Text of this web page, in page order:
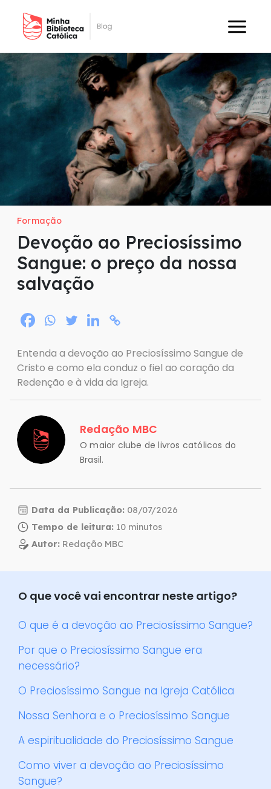
Formação
Devoção ao Preciosíssimo
Sangue: o preço da nossa
salvação
Entenda a devoção ao Preciosíssimo Sangue de
Cristo e como ela conduz o fiel ao coração da
Redenção e à vida da Igreja.
Redação MBC
O maior clube de livros católicos do
Brasil.
Data da Publicação: 08/07/2026
Tempo de leitura:
Autor: Redação MBC
O que você vai encontrar neste artigo?
O que é a devoção ao Preciosíssimo Sangue?
Por que o Preciosíssimo Sangue era
necessário?
O Preciosíssimo Sangue na Igreja Católica
Nossa Senhora e o Preciosíssimo Sangue
A espiritualidade do Preciosíssimo Sangue
Como viver a devoção ao Preciosíssimo
Sangue?